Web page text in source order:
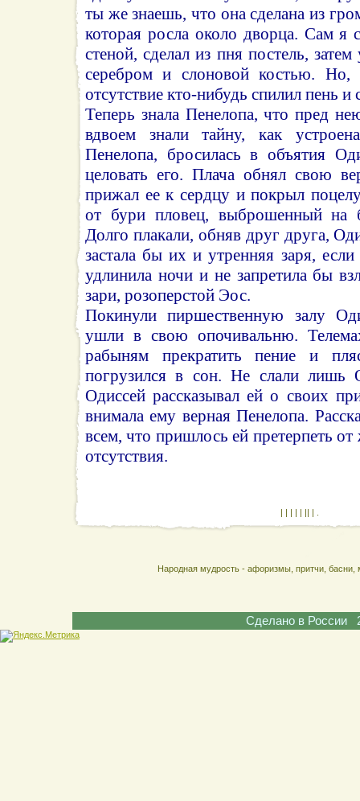
ты же знаешь, что она сделана из
которая росла около дворца. Сам я
стеной, сделал из пня постель,
серебром и слоновой костью.
отсутствие кто-нибудь спилил пень и
Теперь знала Пенелопа, что пред
вдвоем знали тайну, как
Пенелопа, бросилась в объятия
целовать его. Плача обнял свою
прижал ее к сердцу и покрыл
от бури пловец, выброшенный на
Долго плакали, обняв друг друга,
застала бы их и утренняя заря,
удлинила ночи и не запретила бы
зари, розоперстой Эос.
Покинули пиршественную залу
ушли в свою опочивальню.
рабыням прекратить пение и
погрузился в сон. Не слали лишь
Одиссей рассказывал ей о своих
внимала ему верная Пенелопа.
всем, что пришлось ей претерпеть
отсутствия.
| | | | | || | .
Народная мудрость - афоризмы, притчи,
Сделано в России